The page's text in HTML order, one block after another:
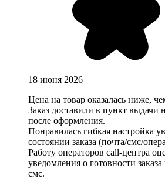
18 июня 2026
Цена на товар оказалась ниже,
Заказ доставили в пункт выдачи
после оформления.
Понравилась гибкая настройка
состоянии заказа (почта/смс/
Работу операторов call-центра
уведомления о готовности
смс.